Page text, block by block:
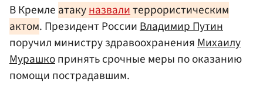
В Кремле атакуназвалитеррористическим
актом. Президент РоссииВладимир Путин
поручил министру здравоохраненияМихаилу
Мурашкопринять срочные меры по оказанию
помощи пострадавшим.